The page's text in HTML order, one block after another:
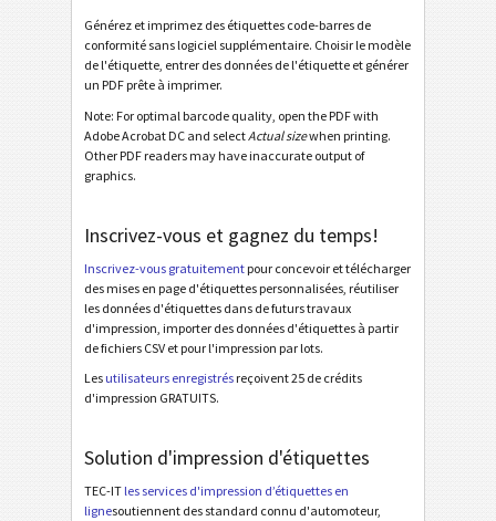
G Galia
B BOSCH
MAT
LTO Étiquettes LTO
I Étiquettes d'inventaire
Nutrition Labels
₣ QR-facture suisse
Générez et imprimez des étiquettes code-barres de
conformité sans logiciel supplémentaire. Choisir le modèle
de l'étiquette, entrer des données de l'étiquette et générer
un PDF prête à imprimer.
Note: For optimal barcode quality, open the PDF with
Adobe Acrobat DC and selectActual sizewhen printing.
Other PDF readers may have inaccurate output of
graphics.
Inscrivez-vous et gagnez du temps!
Inscrivez-vous gratuitement pour concevoir et télécharger
des mises en page d'étiquettes personnalisées, réutiliser
les données d'étiquettes dans de futurs travaux
d'impression, importer des données d'étiquettes à partir
de fichiers CSV et pour l'impression par lots.
Les utilisateurs enregistrés reçoivent 25 de crédits
d'impression GRATUITS.
Solution d'impression d'étiquettes
TEC-IT les services d'impression d’étiquettes en
lignesoutiennent des standard connu d'automoteur,